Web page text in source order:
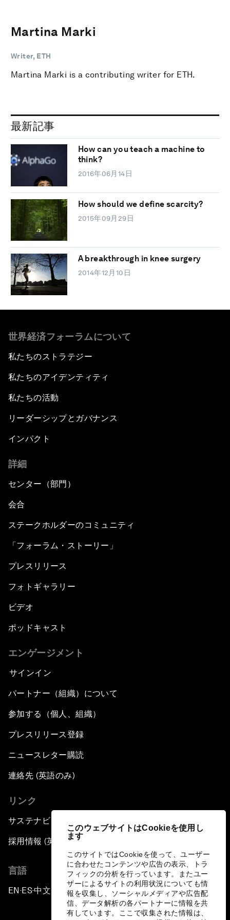
このウェブサイトはCookieを使用し
ます
このサイトではCookieを使って、ユーザー
に合わせたコンテンツや広告の表示、トラ
フィックの分析を行っています。またユー
ザーによるサイトの利用状況についても情
報を収集し、ソーシャルメディアや広告配
信、データ解析の各パートナーに情報を共
有しています。ここで収集された情報は、
Martina Marki
Writer, ETH
Martina Marki is a contributing writer for ETH.
最新記事
How can you teach a machine to
think?
2016年06月14日
How should we define scarcity?
2015年09月29日
A breakthrough in knee surgery
2014年12月10日
世界経済フォーラムについて
私たちのストラテジー
私たちのアイデンティティ
私たちの活動
リーダーシップとガバナンス
インパクト
詳細
センター（部門）
会合
ステークホルダーのコミュニティ
「フォーラム・ストーリー」
プレスリリース
フォトギャラリー
ビデオ
ポッドキャスト
エンゲージメント
サインイン
パートナー（組織）について
参加する（個人、組織）
プレスリリース登録
ニュースレター購読
連絡先 (英語のみ)
リンク
サステナビリティへの取り組み
採用情報 (英語のみ)
言語
EN ▪ ES▪中文▪ 日本語